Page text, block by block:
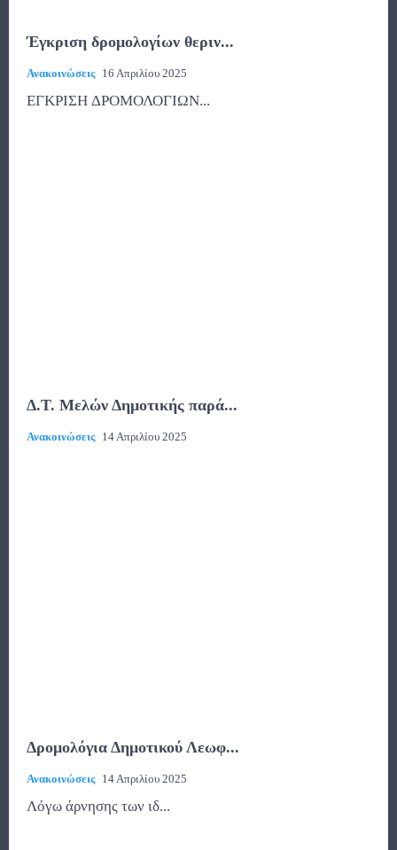
Έγκριση δρομολογίων θεριν...
Ανακοινώσεις 16 Απριλίου 2025
ΕΓΚΡΙΣΗ ΔΡΟΜΟΛΟΓΙΩΝ...
Δ.Τ. Μελών Δημοτικής παρά...
Ανακοινώσεις 14 Απριλίου 2025
Δρομολόγια Δημοτικού Λεωφ...
Ανακοινώσεις 14 Απριλίου 2025
Λόγω άρνησης των ιδ...